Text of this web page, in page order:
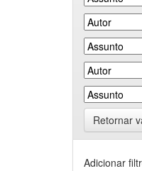
Retornar
Adicionar